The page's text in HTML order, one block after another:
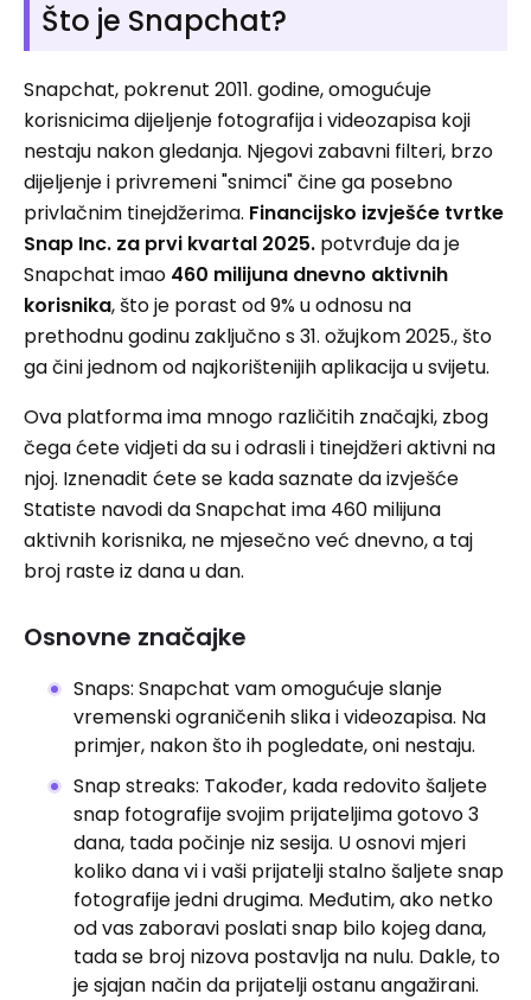
Što je Snapchat?
Snapchat, pokrenut 2011. godine, omogućuje
korisnicima dijeljenje fotografija i videozapisa koji
nestaju nakon gledanja. Njegovi zabavni filteri, brzo
dijeljenje i privremeni "snimci" čine ga posebno
privlačnim tinejdžerima. Financijsko izvješće tvrtke
Snap Inc. za prvi kvartal 2025. potvrđuje da je
Snapchat imao 460 milijuna dnevno aktivnih
korisnika, što je porast od 9% u odnosu na
prethodnu godinu zaključno s 31. ožujkom 2025., što
ga čini jednom od najkorištenijih aplikacija u svijetu.
Ova platforma ima mnogo različitih značajki, zbog
čega ćete vidjeti da su i odrasli i tinejdžeri aktivni na
njoj. Iznenadit ćete se kada saznate da izvješće
Statiste navodi da Snapchat ima 460 milijuna
aktivnih korisnika, ne mjesečno već dnevno, a taj
broj raste iz dana u dan.
Osnovne značajke
Snaps: Snapchat vam omogućuje slanje
vremenski ograničenih slika i videozapisa. Na
primjer, nakon što ih pogledate, oni nestaju.
Snap streaks: Također, kada redovito šaljete
snap fotografije svojim prijateljima gotovo 3
dana, tada počinje niz sesija. U osnovi mjeri
koliko dana vi i vaši prijatelji stalno šaljete snap
fotografije jedni drugima. Međutim, ako netko
od vas zaboravi poslati snap bilo kojeg dana,
tada se broj nizova postavlja na nulu. Dakle, to
je sjajan način da prijatelji ostanu angažirani.